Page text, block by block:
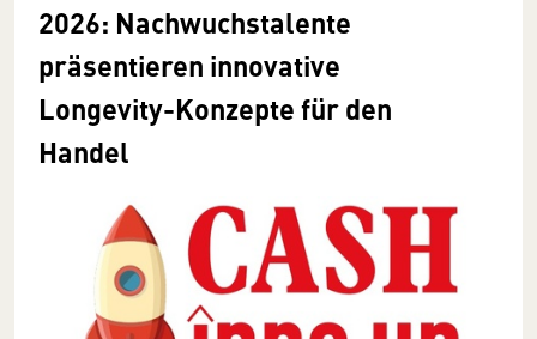
2026: Nachwuchstalente
präsentieren innovative
Longevity-Konzepte für den
Handel